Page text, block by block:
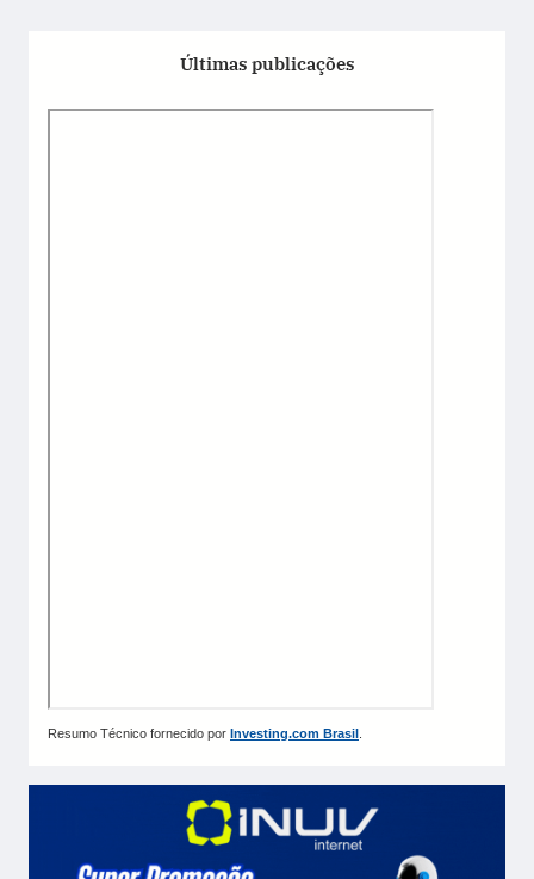
Últimas publicações
Resumo Técnico fornecido por Investing.com Brasil